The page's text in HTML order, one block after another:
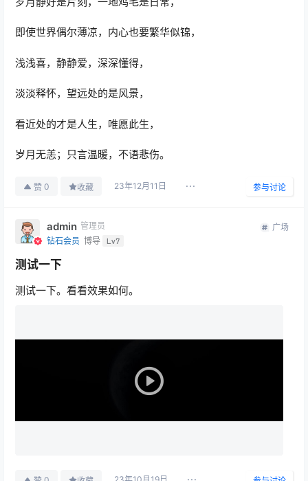
即使世界偶尔薄凉，内心也要繁华似锦，
浅浅喜，静静爱，深深懂得，
淡淡释怀，望远处的是风景，
看近处的才是人生，唯愿此生，
岁月无恙；只言温暖，不语悲伤。
赞 0 收藏 23年12月11日 参与讨论
admin 管理员
钻石会员 博导 Lv7
广场
测试一下
测试一下。看看效果如何。